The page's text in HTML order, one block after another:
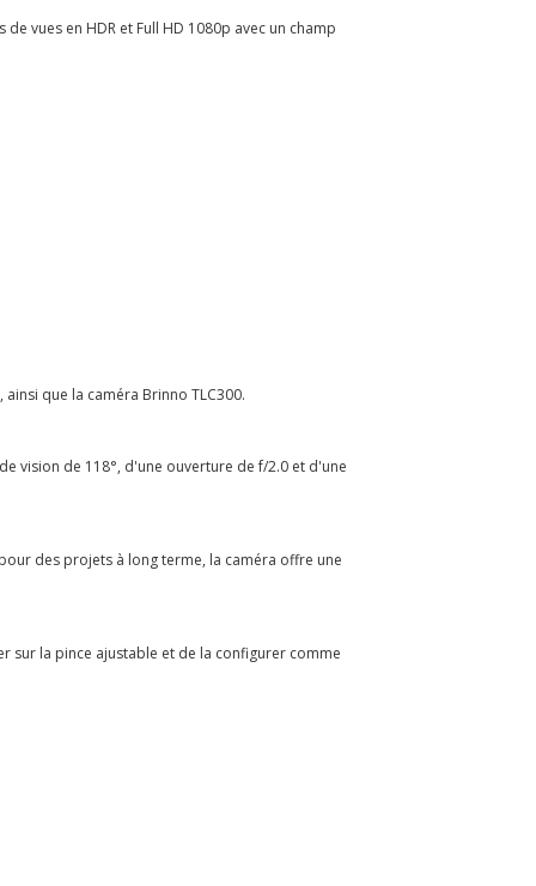
vues en HDR et Full HD 1080p avec un champ
que la caméra Brinno TLC300.
vision de 118°, d'une ouverture de f/2.0 et d'une
des projets à long terme, la caméra offre une
sur la pince ajustable et de la configurer comme